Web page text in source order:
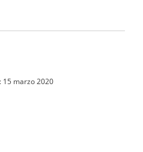
15 marzo 2020